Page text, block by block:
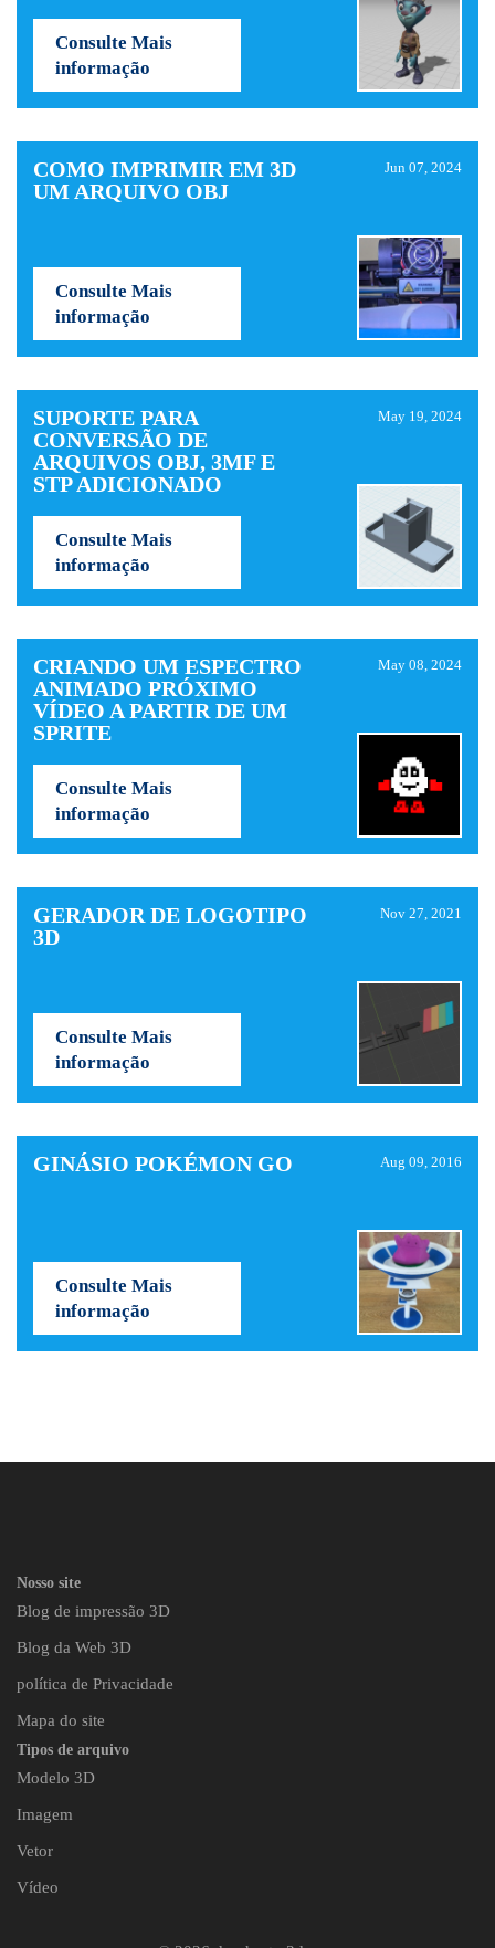
Consulte Mais
informação
COMO IMPRIMIR EM 3D
UM ARQUIVO OBJ
Jun 07, 2024
Consulte Mais
informação
SUPORTE PARA
CONVERSÃO DE
ARQUIVOS OBJ, 3MF E
STP ADICIONADO
May 19, 2024
Consulte Mais
informação
CRIANDO UM ESPECTRO
ANIMADO PRÓXIMO
VÍDEO A PARTIR DE UM
SPRITE
May 08, 2024
Consulte Mais
informação
GERADOR DE LOGOTIPO
3D
Nov 27, 2021
Consulte Mais
informação
GINÁSIO POKÉMON GO Aug 09, 2016
Consulte Mais
informação
Nosso site
Blog de impressão 3D
Blog da Web 3D
política de Privacidade
Mapa do site
Tipos de arquivo
Modelo 3D
Imagem
Vetor
Vídeo